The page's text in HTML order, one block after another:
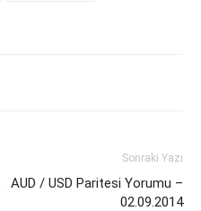
Sonraki Yazı
AUD / USD Paritesi Yorumu –
02.09.2014